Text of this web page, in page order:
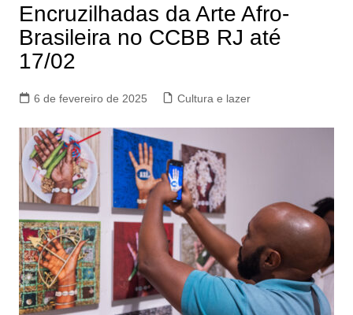
Encruzilhadas da Arte Afro-
Brasileira no CCBB RJ até
17/02
6 de fevereiro de 2025 Cultura e lazer